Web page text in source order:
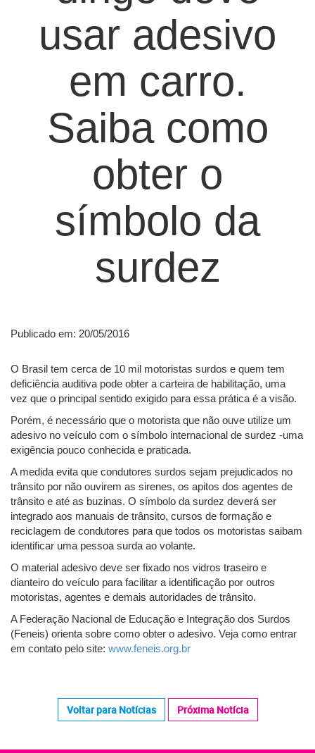
usar adesivo
em carro.
Saiba como
obter o
símbolo da
surdez
Publicado em: 20/05/2016
O Brasil tem cerca de 10 mil motoristas surdos e quem tem
deficiência auditiva pode obter a carteira de habilitação, uma
vez que o principal sentido exigido para essa prática é a visão.
Porém, é necessário que o motorista que não ouve utilize um
adesivo no veículo com o símbolo internacional de surdez -uma
exigência pouco conhecida e praticada.
A medida evita que condutores surdos sejam prejudicados no
trânsito por não ouvirem as sirenes, os apitos dos agentes de
trânsito e até as buzinas. O símbolo da surdez deverá ser
integrado aos manuais de trânsito, cursos de formação e
reciclagem de condutores para que todos os motoristas saibam
identificar uma pessoa surda ao volante.
O material adesivo deve ser fixado nos vidros traseiro e
dianteiro do veículo para facilitar a identificação por outros
motoristas, agentes e demais autoridades de trânsito.
A Federação Nacional de Educação e Integração dos Surdos
(Feneis) orienta sobre como obter o adesivo. Veja como entrar
em contato pelo site: www.feneis.org.br
Voltar para Notícias Próxima Notícia